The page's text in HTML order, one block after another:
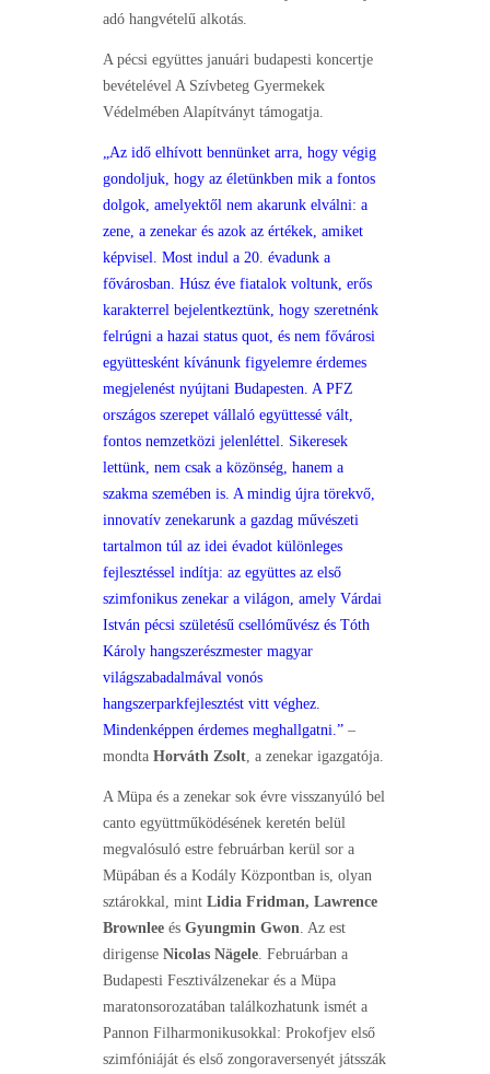
adó hangvételű alkotás.
A pécsi együttes januári budapesti koncertje
bevételével A Szívbeteg Gyermekek
Védelmében Alapítványt támogatja.
„Az idő elhívott bennünket arra, hogy végig
gondoljuk, hogy az életünkben mik a fontos
dolgok, amelyektől nem akarunk elválni: a
zene, a zenekar és azok az értékek, amiket
képvisel. Most indul a 20. évadunk a
fővárosban. Húsz éve fiatalok voltunk, erős
karakterrel bejelentkeztünk, hogy szeretnénk
felrúgni a hazai status quot, és nem fővárosi
együttesként kívánunk figyelemre érdemes
megjelenést nyújtani Budapesten. A PFZ
országos szerepet vállaló együttessé vált,
fontos nemzetközi jelenléttel. Sikeresek
lettünk, nem csak a közönség, hanem a
szakma szemében is. A mindig újra törekvő,
innovatív zenekarunk a gazdag művészeti
tartalmon túl az idei évadot különleges
fejlesztéssel indítja: az együttes az első
szimfonikus zenekar a világon, amely Várdai
István pécsi születésű csellóművész és Tóth
Károly hangszerészmester magyar
világszabadalmával vonós
hangszerparkfejlesztést vitt véghez.
Mindenképpen érdemes meghallgatni.” –
mondta Horváth Zsolt, a zenekar igazgatója.
A Müpa és a zenekar sok évre visszanyúló bel
canto együttműködésének keretén belül
megvalósuló estre februárban kerül sor a
Müpában és a Kodály Központban is, olyan
sztárokkal, mint Lidia Fridman, Lawrence
Brownlee és Gyungmin Gwon. Az est
dirigense Nicolas Nägele. Februárban a
Budapesti Fesztiválzenekar és a Müpa
maratonsorozatában találkozhatunk ismét a
Pannon Filharmonikusokkal: Prokofjev első
szimfóniáját és első zongoraversenyét játsszák